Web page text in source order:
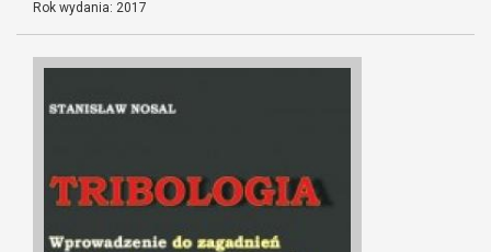
Rok wydania: 2017